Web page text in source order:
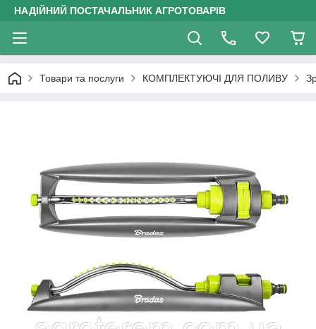
НАДІЙНИЙ ПОСТАЧАЛЬНИК АГРОТОВАРІВ
Товари та послуги КОМПЛЕКТУЮЧІ ДЛЯ ПОЛИВУ